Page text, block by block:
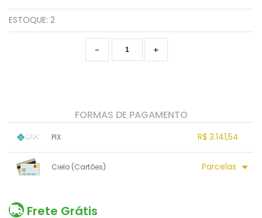
ESTOQUE: 2
+
-
FORMAS DE PAGAMENTO
PIX R$ 3.141,54
.
Cielo (Cartões) Parcelas
Frete Grátis